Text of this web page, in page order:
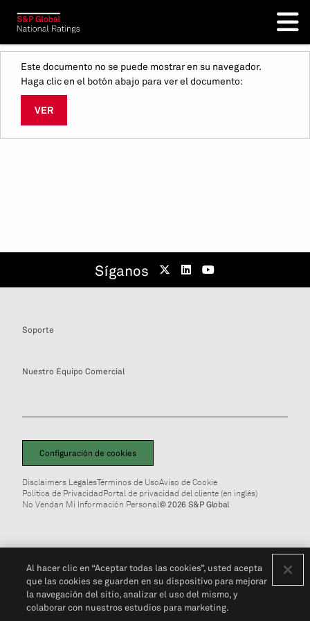
Este documento no se puede mostrar en su navegador.
Haga clic en el botón abajo para ver el documento:
VER
Síganos
Soporte
Nuestro Equipo Comercial
Configuración de cookies
Disclaimers LegalesTérminos de UsoAviso de Cookie
Política de PrivacidadPortal de privacidad del cliente (en inglés)
No Vendan Mi Información Personal© 2026 S&P Global
Al hacer clic en “Aceptar todas las cookies”, usted acepta
que las cookies se guarden en su dispositivo para mejorar
la navegación del sitio, analizar el uso del mismo, y
colaborar con nuestros estudios para marketing.